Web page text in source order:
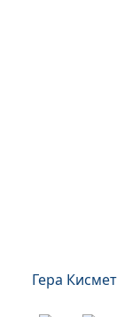
Гера Кисмет